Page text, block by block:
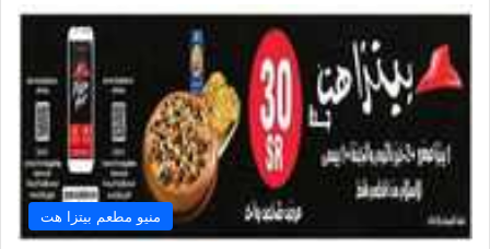
منيو مطعم بيتزا هت